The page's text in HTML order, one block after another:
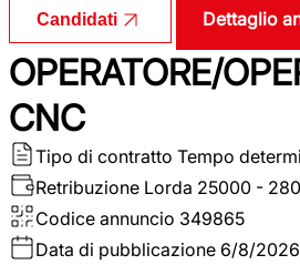
Candidati Dettaglio
OPERATORE/
CNC
Tipo di contratto Tempo
Retribuzione Lorda 25000 -
Codice annuncio 349865
Data di pubblicazione 6/8/2026